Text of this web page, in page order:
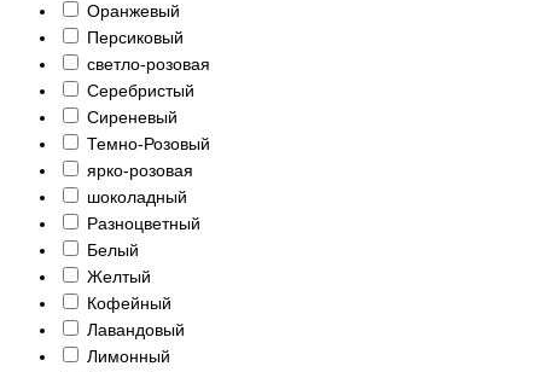
Оранжевый
Персиковый
светло-розовая
Серебристый
Сиреневый
Темно-Розовый
ярко-розовая
шоколадный
Разноцветный
Белый
Желтый
Кофейный
Лавандовый
Лимонный